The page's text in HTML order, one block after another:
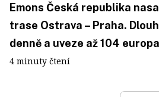
Emons Česká republika
trase Ostrava – Praha.
denně a uveze až 104
4 minuty čtení